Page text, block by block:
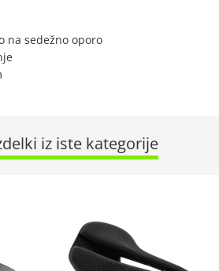
na sedežno oporo
iz iste kategorije